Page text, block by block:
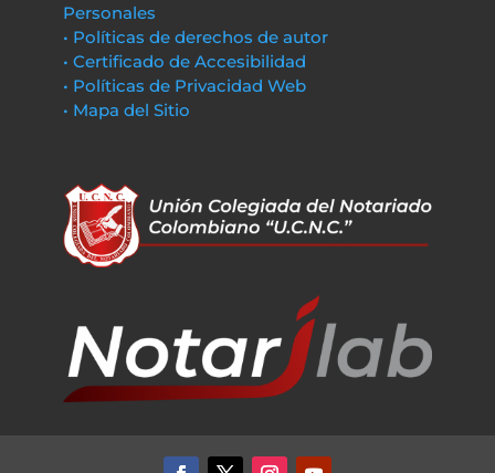
Personales
• Políticas de derechos de autor
• Certificado de Accesibilidad
• Políticas de Privacidad Web
• Mapa del Sitio